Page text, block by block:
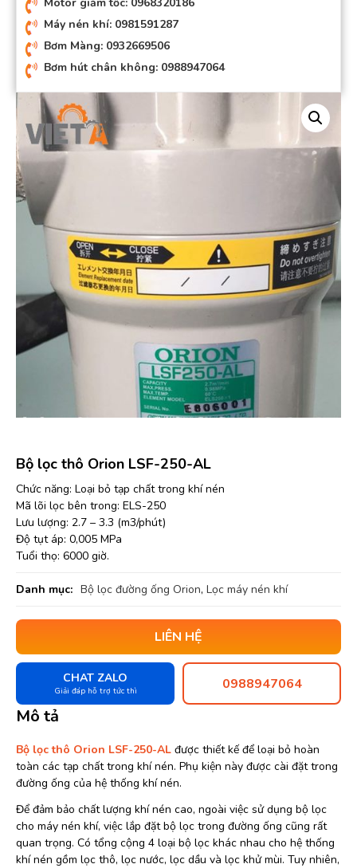
Máy nén khí: 0981591287
Bơm Màng: 0932669506
Bơm hút chân không: 0988947064
Bộ lọc thô Orion LSF-250-AL
Chức năng: Loại bỏ tạp chất trong khí nén
Mã lõi lọc bên trong: ELS-250
Lưu lượng: 2.7 – 3.3 (m3/phút)
Độ tụt áp: 0,005 MPa
Tuổi thọ: 6000 giờ.
Danh mục: Bộ lọc đường ống Orion, Lọc máy nén khí
LIÊN HỆ
CHAT ZALO
Giải đáp hỗ trợ tức thì 0988947064
Mô tả
Bộ lọc thô Orion LSF-250-AL được thiết kế để loại bỏ hoàn
toàn các tạp chất trong khí nén. Phụ kiện này được cài đặt trong
đường ống của hệ thống khí nén.
Để đảm bảo chất lượng khí nén cao, ngoài việc sử dụng bộ lọc
cho máy nén khí, việc lắp đặt bộ lọc trong đường ống cũng rất
quan trọng. Có tổng cộng 4 loại bộ lọc khác nhau cho hệ thống
khí nén gồm lọc thô, lọc nước, lọc dầu và lọc khử mùi. Tuy nhiên,